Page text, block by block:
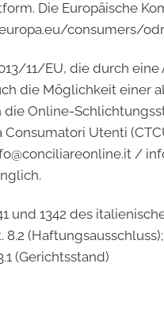
Die Europäische
consumers/
11/EU, die durch
die Möglichkeit einer
Online-
Utenti
/
und 1342 des
8.2
(Gerichtsstand)